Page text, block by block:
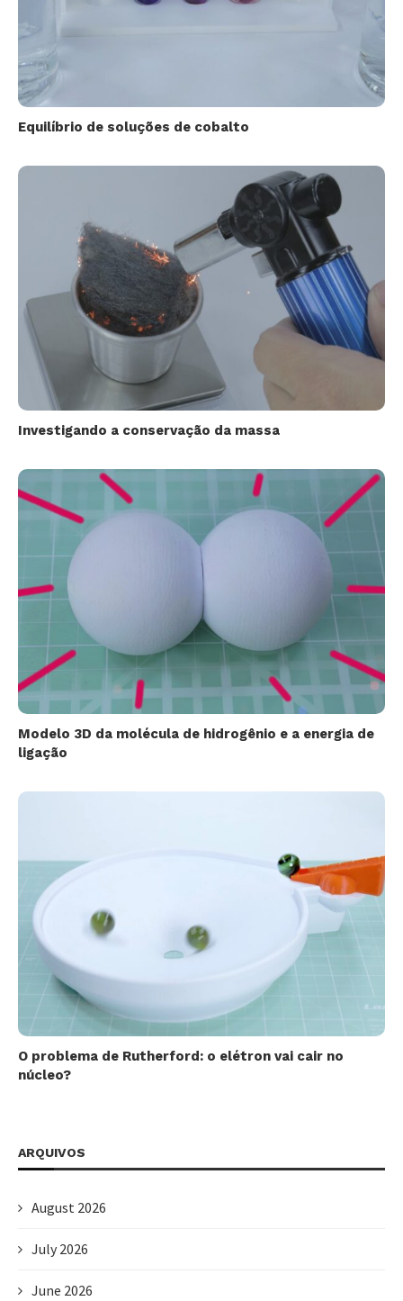
Equilíbrio de soluções de cobalto
Investigando a conservação da massa
Modelo 3D da molécula de hidrogênio e a energia de
ligação
O problema de Rutherford: o elétron vai cair no
núcleo?
ARQUIVOS
August 2026
July 2026
June 2026